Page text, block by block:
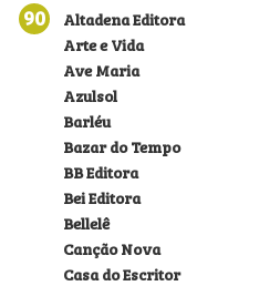
90
Altadena Editora
Arte e Vida
Ave Maria
Azulsol
Barléu
Bazar do Tempo
BB Editora
Bei Editora
Bellelê
Canção Nova
Casa do Escritor